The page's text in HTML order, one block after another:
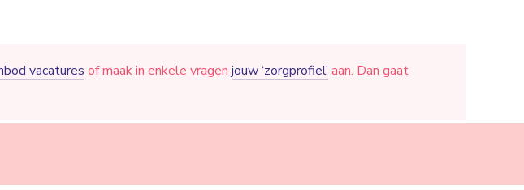
vacatures of maak in enkele vragen jouw ‘zorgprofiel’ aan. Dan gaat